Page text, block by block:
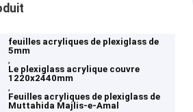
feuilles acryliques de plexiglass de
5mm
,
Le plexiglass acrylique couvre
1220x2440mm
,
Feuilles acryliques de plexiglass de
Muttahida Majlis-e-Amal